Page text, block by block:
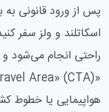
پس از ورود قانونی به
اسکاتلند و ولز سفر
راحتی انجام می‌شود
هواپیمایی یا خطوط